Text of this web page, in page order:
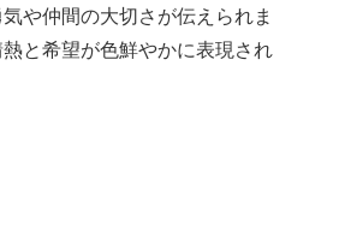
や仲間の大切さが伝えられま
と希望が色鮮やかに表現され